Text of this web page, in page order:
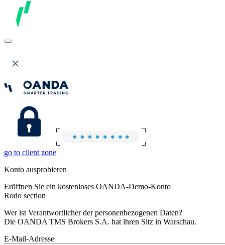
go to client zone
Konto ausprobieren
Eröffnen Sie ein kostenloses OANDA-Demo-Konto
Rodo section
Wer ist Verantwortlicher der personenbezogenen Daten?
Die OANDA TMS Brokers S.A. hat ihren Sitz in Warschau.
E-Mail-Adresse